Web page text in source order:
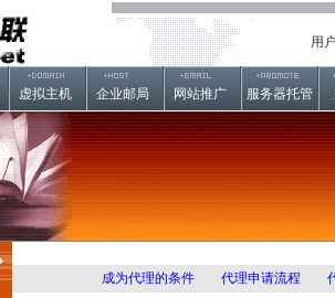
用
虚拟主机 企业邮局 网站推广 服务器托管
成为代理的条件 代理申请流程